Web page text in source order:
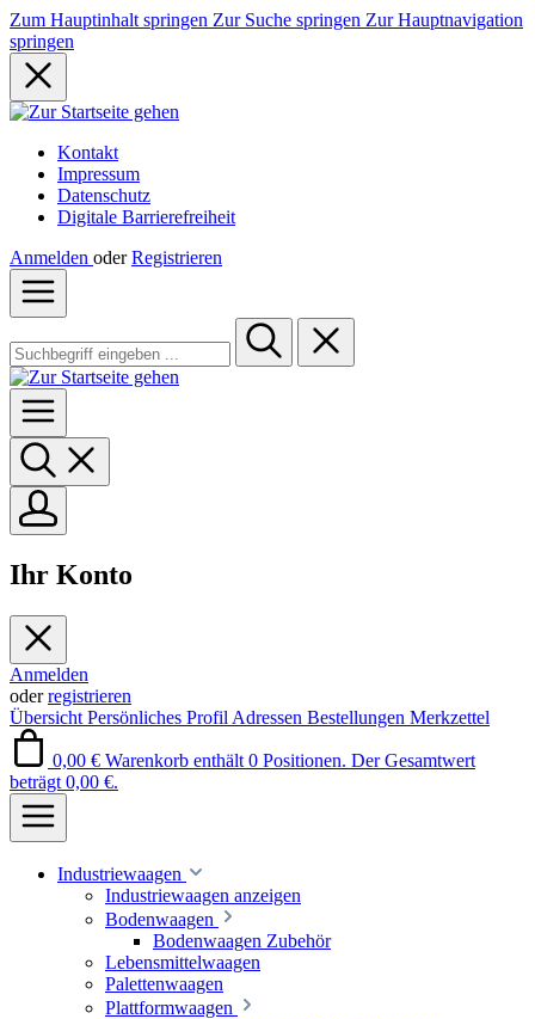
Zum Hauptinhalt springen Zur Suche springen Zur Hauptnavigation
springen
Kontakt
Impressum
Datenschutz
Digitale Barrierefreiheit
Anmelden oder Registrieren
Ihr Konto
Anmelden
oderregistrieren
Übersicht Persönliches Profil Adressen Bestellungen Merkzettel
0,00 € Warenkorb enthält 0 Positionen. Der Gesamtwert
beträgt 0,00 €.
Industriewaagen
Industriewaagen anzeigen
Bodenwaagen
Bodenwaagen Zubehör
Lebensmittelwaagen
Palettenwaagen
Plattformwaagen